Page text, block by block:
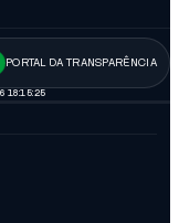
PORTAL DA TRANSPARÊNCIA
18:15:26